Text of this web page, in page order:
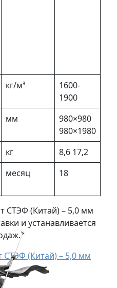
кг/м³
1600-
1900
мм
980×980
980×1980
кг
8,6 17,2
месяц 18
СТЭФ (Китай) – 5,0 мм
и устанавливается
СТЭФ (Китай) – 5,0 мм